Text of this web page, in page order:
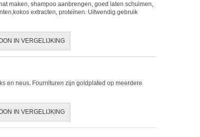
maken, shampoo aanbrengen, goed laten schuimen,
extracten, proteïnen. Uitwendig gebruik
IN VERGELIJKING
en neus. Fournituren zijn goldplated op meerdere
IN VERGELIJKING